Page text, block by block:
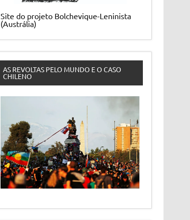
Site do projeto Bolchevique-Leninista
(Austrália)
AS REVOLTAS PELO MUNDO E O CASO
CHILENO